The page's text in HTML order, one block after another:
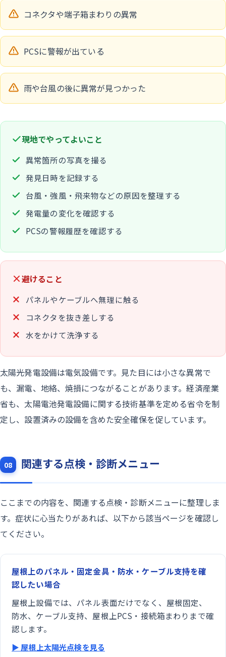
コネクタや端子箱まわりの異常
PCSに警報が出ている
雨や台風の後に異常が見つかった
現地でやってよいこと
異常箇所の写真を撮る
発見日時を記録する
台風・強風・飛来物などの原因を整理する
発電量の変化を確認する
PCSの警報履歴を確認する
避けること
パネルやケーブルへ無理に触る
コネクタを抜き差しする
水をかけて洗浄する
太陽光発電設備は電気設備です。見た目には小さな異常で
も、漏電、地絡、焼損につながることがあります。経済産業
省も、太陽電池発電設備に関する技術基準を定める省令を制
定し、設置済みの設備を含めた安全確保を促しています。
08 関連する点検・診断メニュー
ここまでの内容を、関連する点検・診断メニューに整理しま
す。症状に心当たりがあれば、以下から該当ページを確認し
てください。
屋根上のパネル・固定金具・防水・ケーブル支持を確
認したい場合
屋根上設備では、パネル表面だけでなく、屋根固定、
防水、ケーブル支持、屋根上PCS・接続箱まわりまで確
認します。
▶ 屋根上太陽光点検を見る